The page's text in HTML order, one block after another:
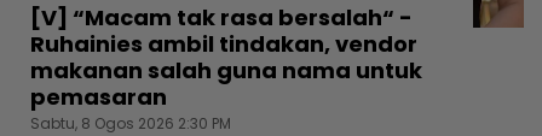
[V] “Macam tak rasa bersalah“ -
Ruhainies ambil tindakan, vendor
makanan salah guna nama untuk
pemasaran
Sabtu, 8 Ogos 2026 2:30 PM